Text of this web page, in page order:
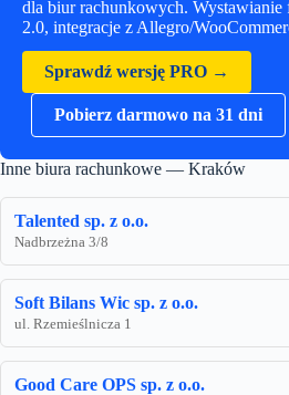
dla biur rachunkowych.
2.0, integracje z Allegro/
Sprawdź wersję PRO →
Pobierz darmowo na 31 dni
Inne biura rachunkowe — Kraków
Talented sp. z o.o.
Nadbrzeżna 3/8
Soft Bilans Wic sp. z o.o.
ul. Rzemieślnicza 1
Good Care OPS sp. z o.o.